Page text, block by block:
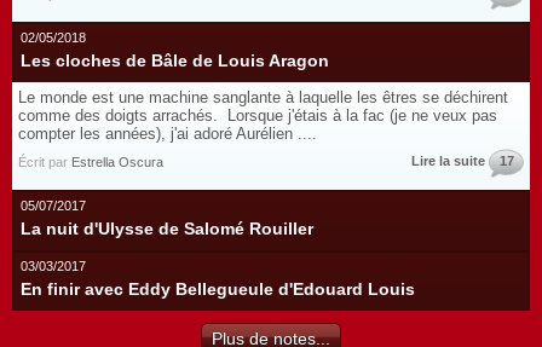
02/05/2018
Les cloches de Bâle de Louis Aragon
Le monde est une machine sanglante à laquelle les êtres se déchirent
comme des doigts arrachés. Lorsque j'étais à la fac (je ne veux pas
compter les années), j'ai adoré Aurélien ....
Écrit par Estrella Oscura Lire la suite 17
05/07/2017
La nuit d'Ulysse de Salomé Rouiller
03/03/2017
En finir avec Eddy Bellegueule d'Edouard Louis
Plus de notes...